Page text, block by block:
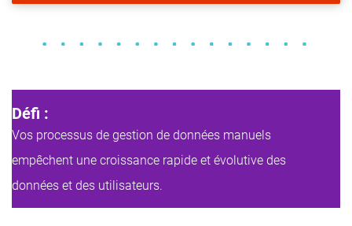
Défi :
Vos processus de gestion de données manuels
empêchent une croissance rapide et évolutive des
données et des utilisateurs.